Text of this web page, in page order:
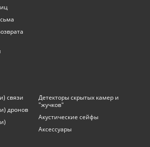
связи
дронов
Детекторы скрытых камер и
"жучков"
Акустические сейфы
Аксессуары